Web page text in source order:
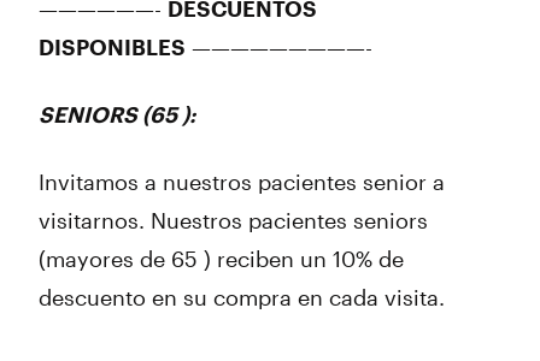
——————- DESCUENTOS
DISPONIBLES —————————-
SENIORS (65 ):
Invitamos a nuestros pacientes senior a
visitarnos. Nuestros pacientes seniors
(mayores de 65 ) reciben un 10% de
descuento en su compra en cada visita.